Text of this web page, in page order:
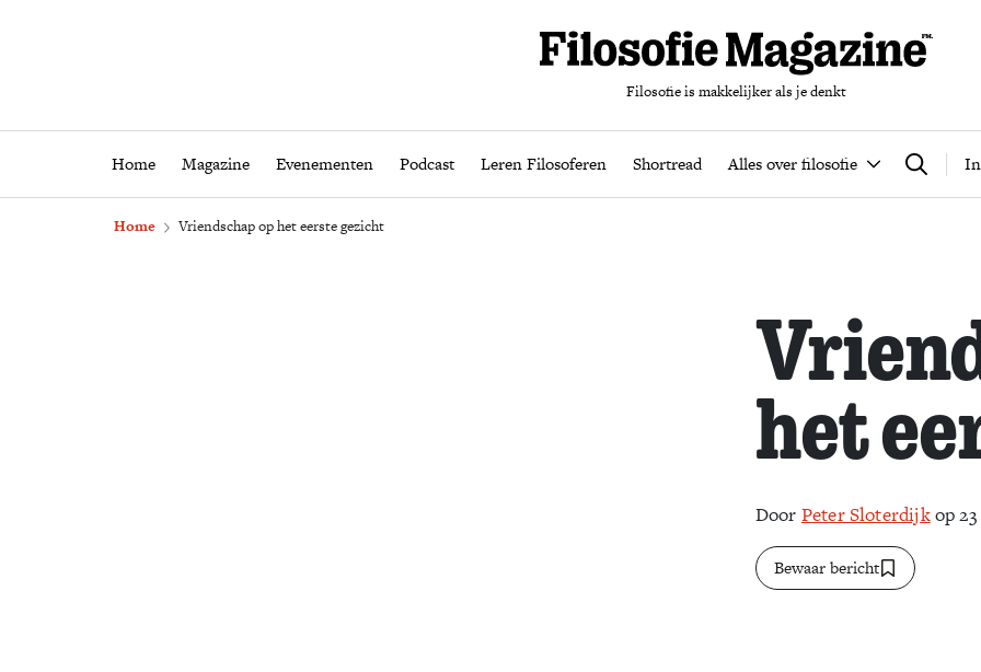
Filosofie is makkelijker als je denkt
Home Magazine Evenementen Podcast Leren Filosoferen Shortread Alles over filosofie Zoeken
Home Magazine Evenementen Podcast Leren Filosoferen Shortread Alles over
Home Vriendschap op het eerste gezicht
het
Door Peter Sloterdijkop 23
Bewaar bericht